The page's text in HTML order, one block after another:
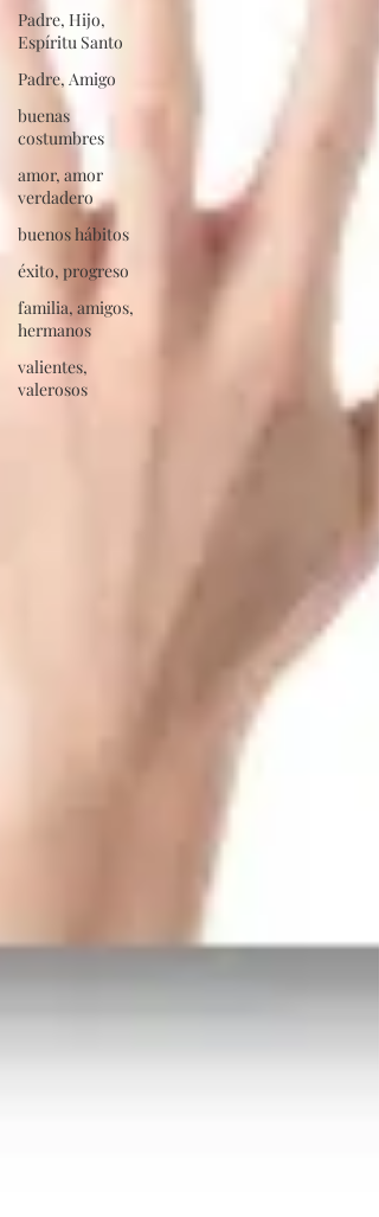
Padre, Hijo,
Espíritu Santo
Padre, Amigo
buenas
costumbres
amor, amor
verdadero
buenos hábitos
éxito, progreso
familia, amigos,
hermanos
valientes,
valerosos